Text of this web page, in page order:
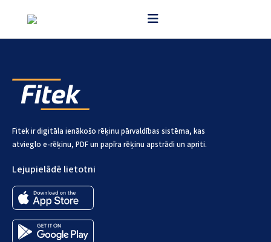
FitekIN platforma atbilst GDPR un ISO27001 prasībām.
Fitek ir digitāla ienākošo rēķinu pārvaldības sistēma, kas
atvieglo e-rēķinu, PDF un papīra rēķinu apstrādi un apriti.
Lejupielādē lietotni